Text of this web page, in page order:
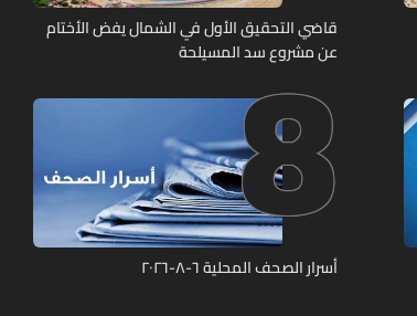
قاضي التحقيق الأول في الشمال يفض الأختام
عن مشروع سد المسيلحة
8
أسرار الصحف المحلية ٦-٨-٢٠٢٦